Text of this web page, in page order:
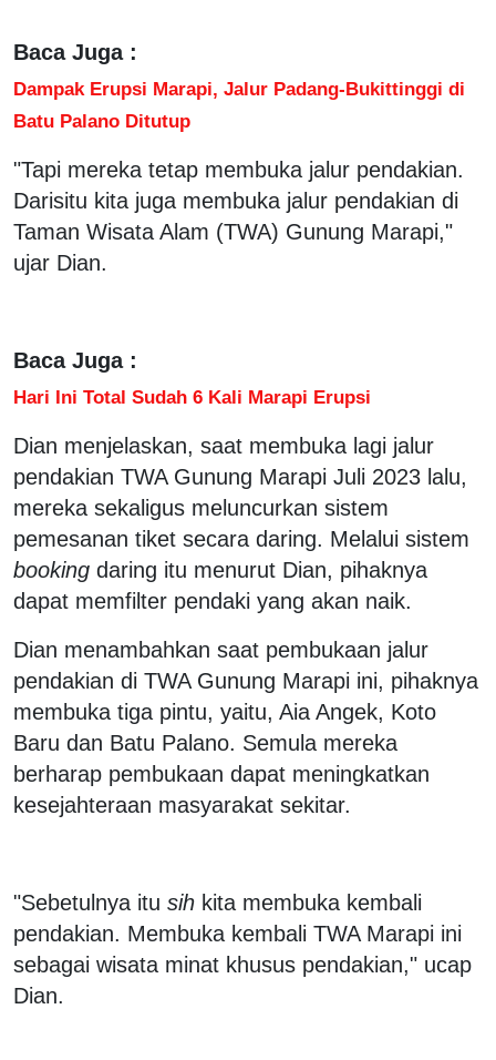
Baca Juga :
Dampak Erupsi Marapi, Jalur Padang-Bukittinggi di
Batu Palano Ditutup
"Tapi mereka tetap membuka jalur pendakian.
Darisitu kita juga membuka jalur pendakian di
Taman Wisata Alam (TWA) Gunung Marapi,"
ujar Dian.
Baca Juga :
Hari Ini Total Sudah 6 Kali Marapi Erupsi
Dian menjelaskan, saat membuka lagi jalur
pendakian TWA Gunung Marapi Juli 2023 lalu,
mereka sekaligus meluncurkan sistem
pemesanan tiket secara daring. Melalui sistem
booking daring itu menurut Dian, pihaknya
dapat memfilter pendaki yang akan naik.
Dian menambahkan saat pembukaan jalur
pendakian di TWA Gunung Marapi ini, pihaknya
membuka tiga pintu, yaitu, Aia Angek, Koto
Baru dan Batu Palano. Semula mereka
berharap pembukaan dapat meningkatkan
kesejahteraan masyarakat sekitar.
"Sebetulnya itu sih kita membuka kembali
pendakian. Membuka kembali TWA Marapi ini
sebagai wisata minat khusus pendakian," ucap
Dian.